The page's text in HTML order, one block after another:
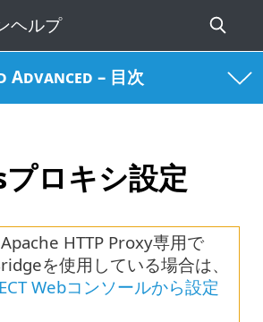
Advanced – 目次
ロキシ設定
HTTP Proxy専用で
を使用している場合は、
Webコンソールから設定